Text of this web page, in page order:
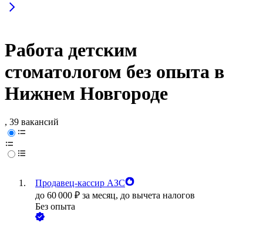
Работа детским
стоматологом без опыта в
Нижнем Новгороде
, 39 вакансий
Продавец-кассир АЗС
до 60 000 ₽ за месяц, до вычета налогов
Без опыта